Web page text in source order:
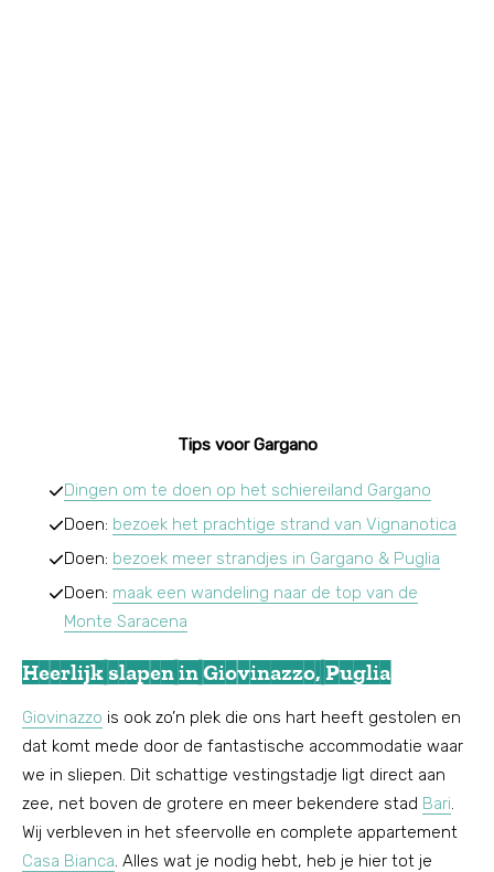
Tips voor Gargano
Dingen om te doen op het schiereiland Gargano
Doen: bezoek het prachtige strand van Vignanotica
Doen: bezoek meer strandjes in Gargano & Puglia
Doen: maak een wandeling naar de top van de
Monte Saracena
Heerlijk slapen in Giovinazzo, Puglia
Giovinazzo is ook zo’n plek die ons hart heeft gestolen en
dat komt mede door de fantastische accommodatie waar
we in sliepen. Dit schattige vestingstadje ligt direct aan
zee, net boven de grotere en meer bekendere stad Bari.
Wij verbleven in het sfeervolle en complete appartement
Casa Bianca. Alles wat je nodig hebt, heb je hier tot je